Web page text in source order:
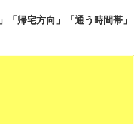
「帰宅方向」「通う時間帯」